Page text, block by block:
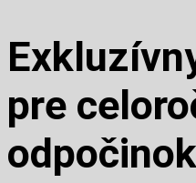
pre
odpočinok